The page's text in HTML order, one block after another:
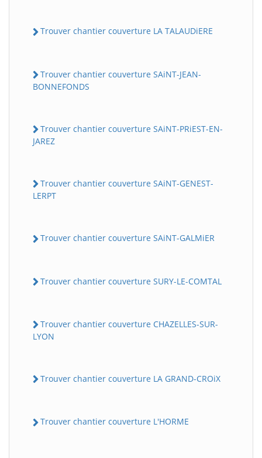
Trouver chantier couverture LA TALAUDiERE
Trouver chantier couverture SAiNT-JEAN-
BONNEFONDS
Trouver chantier couverture SAiNT-PRiEST-EN-
JAREZ
Trouver chantier couverture SAiNT-GENEST-
LERPT
Trouver chantier couverture SAiNT-GALMiER
Trouver chantier couverture SURY-LE-COMTAL
Trouver chantier couverture CHAZELLES-SUR-
LYON
Trouver chantier couverture LA GRAND-CROiX
Trouver chantier couverture L'HORME